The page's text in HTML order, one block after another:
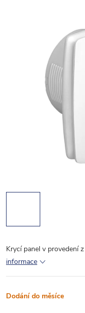
Krycí panel v provedení
informace
Dodání do měsíce